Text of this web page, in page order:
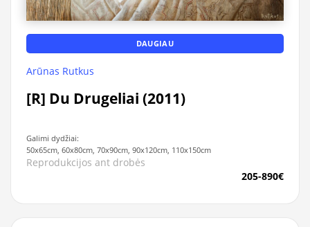
DAUGIAU
Arūnas Rutkus
[R] Du Drugeliai (2011)
Galimi dydžiai:
50x65cm, 60x80cm, 70x90cm, 90x120cm, 110x150cm
Reprodukcijos ant drobės
205-890€